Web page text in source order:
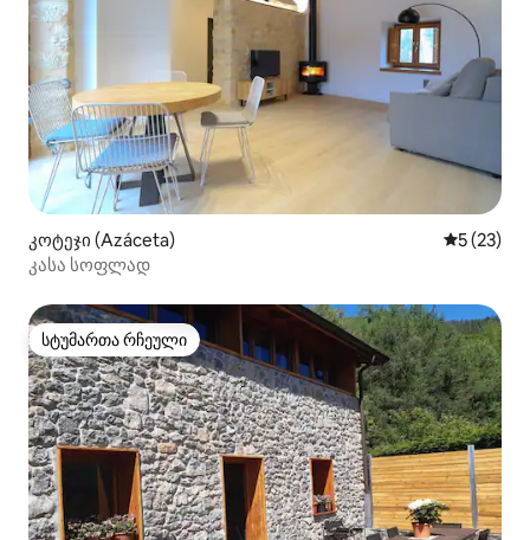
კოტეჯი (Azáceta) საშუალო
5 (23)
კასა სოფლად
სტუმართა რჩეული
სტუმართა რჩეული